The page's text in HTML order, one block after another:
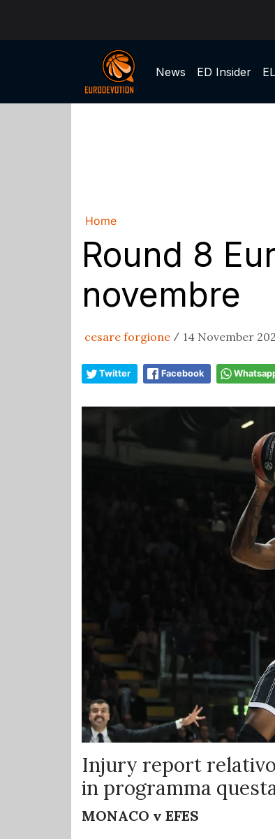
News ED Insider
Home
Round 8
novembre
cesare forgione / 14 November
Twitter Facebook
Injury report relativo
in programma
MONACO v EFES